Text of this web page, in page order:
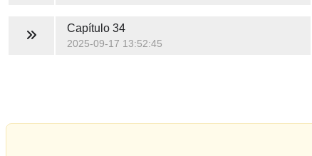
Capítulo 34
2025-09-17 13:52:45